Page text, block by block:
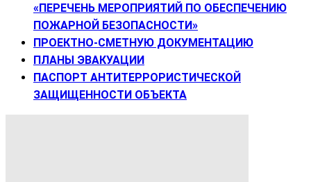
«ПЕРЕЧЕНЬ МЕРОПРИЯТИЙ ПО ОБЕСПЕЧЕНИЮ
ПОЖАРНОЙ БЕЗОПАСНОСТИ»
ПРОЕКТНО-СМЕТНУЮ ДОКУМЕНТАЦИЮ
ПЛАНЫ ЭВАКУАЦИИ
ПАСПОРТ АНТИТЕРРОРИСТИЧЕСКОЙ
ЗАЩИЩЕННОСТИ ОБЪЕКТА